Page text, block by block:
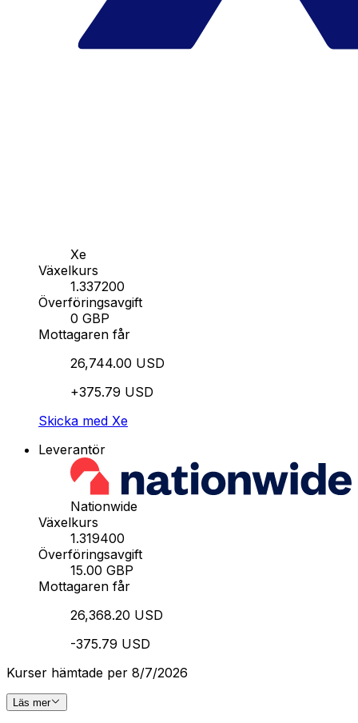
Xe
Växelkurs
1.337200
Överföringsavgift
0 GBP
Mottagaren får
26,744.00 USD
+375.79 USD
Skicka med Xe
Leverantör
Nationwide
Växelkurs
1.319400
Överföringsavgift
15.00 GBP
Mottagaren får
26,368.20 USD
-375.79 USD
Kurser hämtade per 8/7/2026
Läs mer